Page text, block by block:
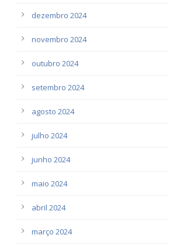
dezembro 2024
novembro 2024
outubro 2024
setembro 2024
agosto 2024
julho 2024
junho 2024
maio 2024
abril 2024
março 2024